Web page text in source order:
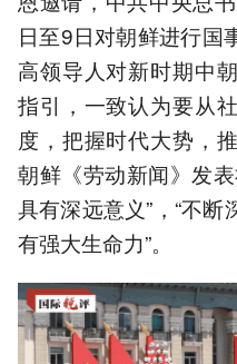
日至9日对朝鲜进行国
高领导人对新时期中
指引，一致认为要从
度，把握时代大势，
朝鲜《劳动新闻》发
具有深远意义”，“不
有强大生命力”。